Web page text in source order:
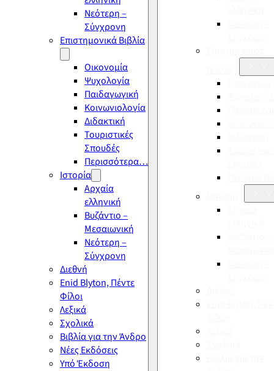
Νεότερη –
Σύγχρονη
Επιστημονικά Βιβλία
Οικονομία
Ψυχολογία
Παιδαγωγική
Κοινωνιολογία
Διδακτική
Τουριστικές
Σπουδές
Περισσότερα…
Ιστορία
Αρχαία
ελληνική
Βυζάντιο –
Μεσαιωνική
Νεότερη –
Σύγχρονη
Διεθνή
Enid Blyton, Πέντε
Φίλοι
Λεξικά
Σχολικά
Βιβλία για την Άνδρο
Νέες Εκδόσεις
Υπό Έκδοση